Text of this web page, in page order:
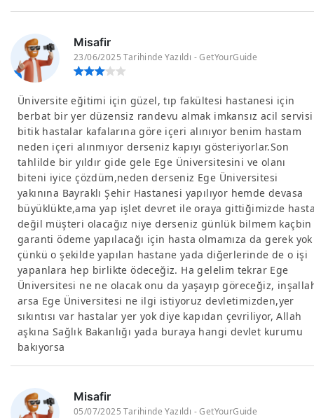
Misafir
23/06/2025 Tarihinde Yazıldı - GetYourGuide
Üniversite eğitimi için güzel, tıp fakültesi hastanesi için
berbat bir yer düzensiz randevu almak imkansız acil servisi
bitik hastalar kafalarına göre içeri alınıyor benim hastam
neden içeri alınmıyor derseniz kapıyı gösteriyorlar.Son
tahlilde bir yıldır gide gele Ege Üniversitesini ve olanı
biteni iyice çözdüm,neden derseniz Ege Üniversitesi
yakınına Bayraklı Şehir Hastanesi yapılıyor hemde devasa
büyüklükte,ama yap işlet devret ile oraya gittiğimizde
değil müşteri olacağız niye derseniz günlük bilmem kaçbin
garanti ödeme yapılacağı için hasta olmamıza da gerek yok
çünkü o şekilde yapılan hastane yada diğerlerinde de o işi
yapanlara hep birlikte ödeceğiz. Ha gelelim tekrar Ege
Üniversitesi ne ne olacak onu da yaşayıp göreceğiz,
arsa Ege Üniversitesi ne ilgi istiyoruz devletimizden,yer
sıkıntısı var hastalar yer yok diye kapıdan çevriliyor, Allah
aşkına Sağlık Bakanlığı yada buraya hangi devlet kurumu
bakıyorsa
Misafir
05/07/2025 Tarihinde Yazıldı - GetYourGuide